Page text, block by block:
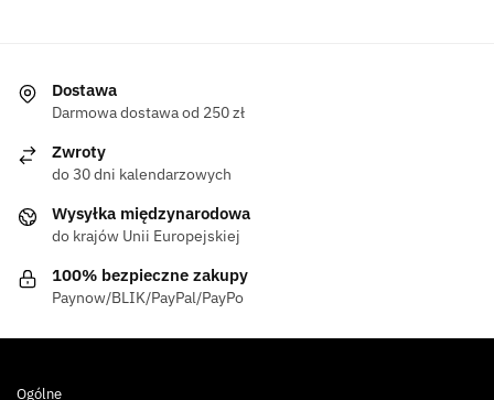
Dostawa
Darmowa dostawa od 250 zł
Zwroty
do 30 dni kalendarzowych
Wysyłka międzynarodowa
do krajów Unii Europejskiej
100% bezpieczne zakupy
Paynow/BLIK/PayPal/PayPo
Ogólne